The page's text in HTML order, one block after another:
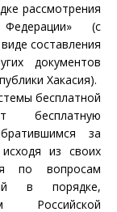
рассмотрения
(с
составления
документов
Хакасия).
бесплатной
бесплатную
за
из своих
по вопросам
в порядке,
Российской